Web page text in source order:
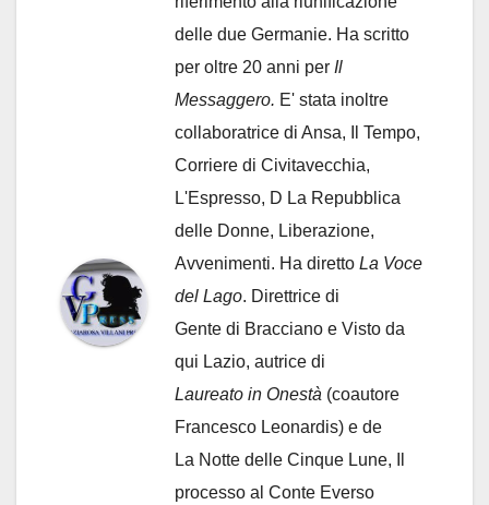
delle due Germanie. Ha scritto
per oltre 20 anni per Il
Messaggero. E' stata inoltre
collaboratrice di Ansa, Il Tempo,
Corriere di Civitavecchia,
L'Espresso, D La Repubblica
delle Donne, Liberazione,
Avvenimenti. Ha diretto La Voce
del Lago. Direttrice di
Gente di Bracciano e Visto da
qui Lazio, autrice di
Laureato in Onestà (coautore
Francesco Leonardis) e de
La Notte delle Cinque Lune, Il
processo al Conte Everso